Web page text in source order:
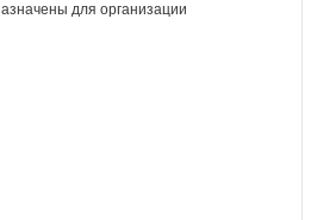
для организации